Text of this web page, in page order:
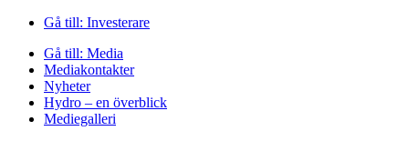
Gå till: Investerare
Gå till: Media
Mediakontakter
Nyheter
Hydro – en överblick
Mediegalleri